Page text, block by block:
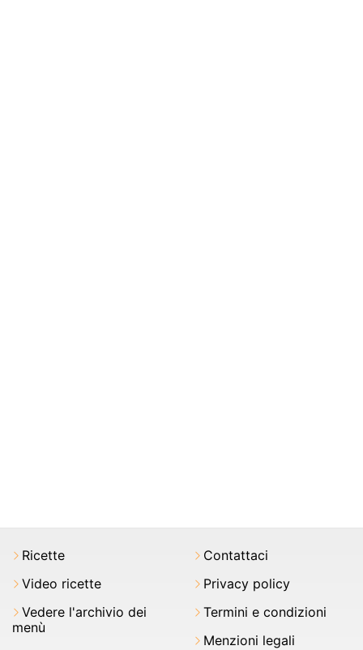
Ricette
Video ricette
Vedere l'archivio dei
menù
Contattaci
Privacy policy
Termini e condizioni
Menzioni legali